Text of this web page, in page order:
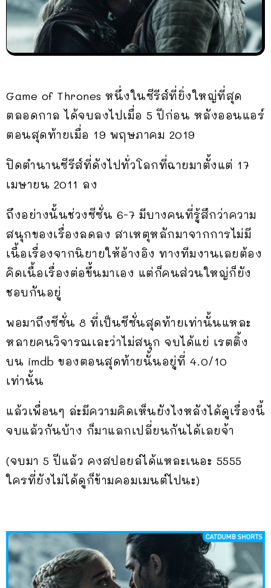
Game of Thrones หนึ่งในซีรีส์ที่ยิ่งใหญ่ที่สุด
ตลอดกาล ได้จบลงไปเมื่อ 5 ปีก่อน หลังออนแอร์
ตอนสุดท้ายเมื่อ 19 พฤษภาคม 2019
ปิดตำนานซีรีส์ที่ดังไปทั่วโลกที่ฉายมาตั้งแต่ 17
เมษายน 2011 ลง
ถึงอย่างนั้นช่วงซีซั่น 6-7 มีบางคนที่รู้สึกว่าความ
สนุกของเรื่องลดลง สาเหตุหลักมาจากการไม่มี
เนื้อเรื่องจากนิยายให้อ้างอิง ทางทีมงานเลยต้อง
คิดเนื้อเรื่องต่อขึ้นมาเอง แต่ก็คนส่วนใหญ่ก็ยัง
ชอบกันอยู่
พอมาถึงซีซั่น 8 ที่เป็นซีซั่นสุดท้ายเท่านั้นแหละ
หลายคนวิจารณเละว่าไม่สนุก จบได้แย่ เรตติ้ง
บน imdb ของตอนสุดท้ายนั้นอยู่ที่ 4.0/10
เท่านั้น
แล้วเพื่อนๆ ล่ะมีความคิดเห็นยังไงหลังได้ดูเรื่องนี้
จบแล้วกันบ้าง ก็มาแลกเปลี่ยนกันได้เลยจ้า
(จบมา 5 ปีแล้ว คงสปอยล์ได้แหละเนอะ 5555
ใครที่ยังไม่ได้ดูก็ข้ามคอมเมนต์ไปนะ)